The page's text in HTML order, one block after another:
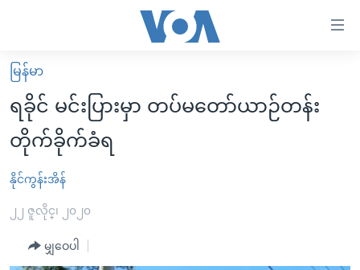
လွယ်ကူ
စေ
သည့်
Link
များ
ပင်မ
မူလစာမျက်နှာ
မြန်မာ
ကမ္ဘာ့သတင်းများ
နိုင်ငံတကာ
အစ္စရေး-ပါလက်စတိုင်း
ဗွီဒီယို
အင်္ဂလိပ်စာလေ့လာမယ်
မြန်မာ
ရခိုင် မင်းပြားမှာ တပ်မတော်ယာဉ်တန်း
တိုက်ခိုက်ခံရ
နိုင်ကွန်းအိန်
၂၂ ဇူလိုင္၊ ၂၀၂၀
မျှဝေပါ